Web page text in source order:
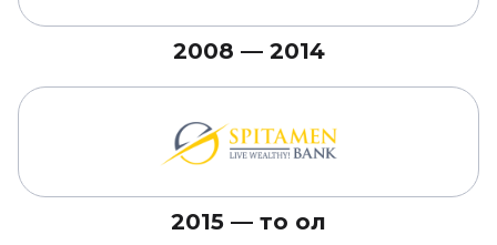
2008 — 2014
2015 — то ҳол